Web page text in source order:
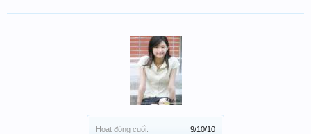
Hoạt động cuối:
9/10/10